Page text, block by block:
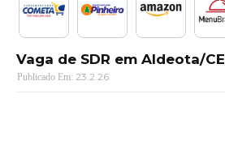
Vaga de SDR em Aldeota/CE
23.2.26